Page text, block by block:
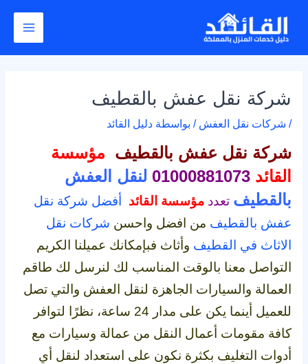
المحتوى
Main
شركة نقل عفش بالقطيف
/ شركات نقل العفش / بواسطة دليل القائد
شركة نقل عفش بالقطيف مؤسسة
القائد 01000881073 لنقل العفش
بالقطيف تعدد مؤسسة القائد
أفضل شركة نقل
عفش بالقطيف من افضل واحسن شركات نقل
الاثاث في القطيف وأثاث فبإمكانك عميلنا الكريم
التواصل معنا بالوقت المناسب لك لنرسل لك طاقم
العمالة والسيارات الجاهزة لنقل العفش والتي تصل
للعميل أينما يكن على مدار 24 ساعة، نظرًا لتوافر
كافة مقومات أعمال النقل من عمالة وسيارات مع
أدوات التغليف بكثرة نكون على استعداد لنقل أي
navigation